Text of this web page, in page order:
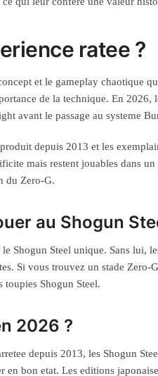
ratee ?
et le gameplay chaotique
de la technique. En 2026,
avant le passage au systeme
depuis 2013 et les
mais restent jouables dans un
du Zero-G.
au Shogun
Shogun Steel unique. Sans lui,
Si vous trouvez un stade Zero-
Shogun Steel.
2026 ?
depuis 2013, les Shogun
bon etat. Les editions